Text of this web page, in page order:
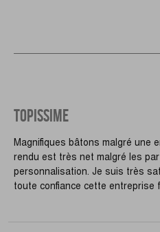
TOPISSIME
Magnifiques bâtons malgré une
rendu est très net malgré les
personnalisation. Je suis très
toute confiance cette entreprise